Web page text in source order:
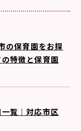
の保育園をお探
特徴と保育園
覧｜対応市区